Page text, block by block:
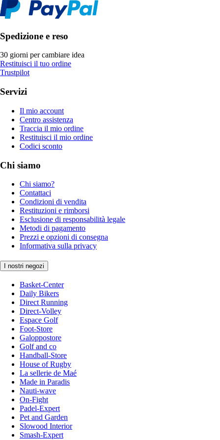
Spedizione e reso
30 giorni per cambiare idea
Restituisci il tuo ordine
Trustpilot
Servizi
Il mio account
Centro assistenza
Traccia il mio ordine
Restituisci il mio ordine
Codici sconto
Chi siamo
Chi siamo?
Contattaci
Condizioni di vendita
Restituzioni e rimborsi
Esclusione di responsabilità legale
Metodi di pagamento
Prezzi e opzioni di consegna
Informativa sulla privacy
I nostri negozi
Basket-Center
Daily Bikers
Direct Running
Direct-Volley
Espace Golf
Foot-Store
Galoppostore
Golf and co
Handball-Store
House of Rugby
La sellerie de Maé
Made in Paradis
Nauti-wave
On-Fight
Padel-Expert
Pet and Garden
Slowood Interior
Smash-Expert